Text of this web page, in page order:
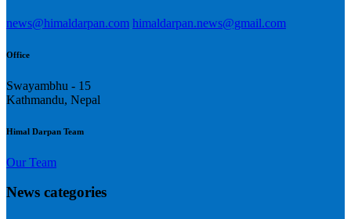
news@himaldarpan.com himaldarpan.news@gmail.com
Office
Swayambhu - 15
Kathmandu, Nepal
Himal Darpan Team
Our Team
News categories